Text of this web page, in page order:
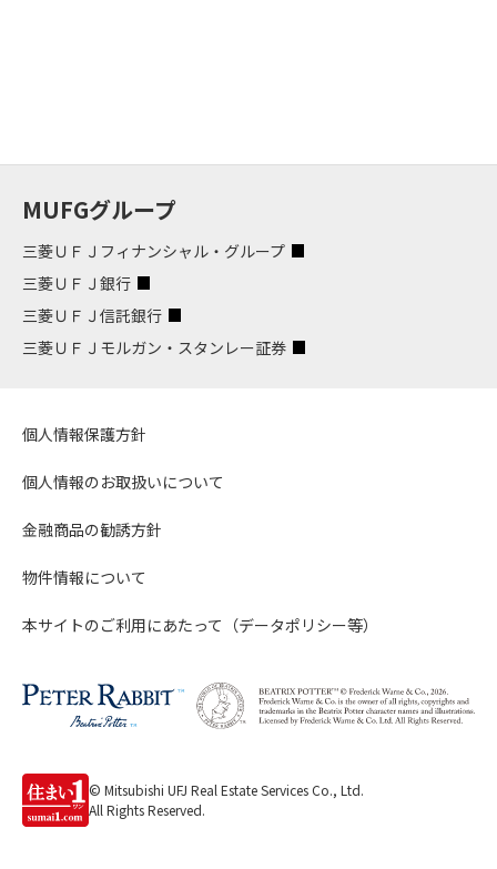
MUFGグループ
三菱ＵＦＪフィナンシャル・グループ
三菱ＵＦＪ銀行
三菱ＵＦＪ信託銀行
三菱ＵＦＪモルガン・スタンレー証券
個人情報保護方針
個人情報のお取扱いについて
金融商品の勧誘方針
物件情報について
本サイトのご利用にあたって（データポリシー等）
© Mitsubishi UFJ Real Estate Services Co., Ltd.
All Rights Reserved.